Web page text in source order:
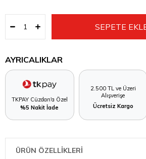
AYRICALIKLAR
TKPAY Cüzdan'a Özel
%5 Nakit İade
2.500 TL ve Üzeri
Alışverişe
Ücretsiz Kargo
ÜRÜN ÖZELLİKLERİ